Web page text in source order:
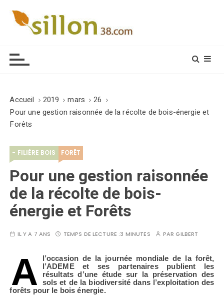
Accueil 2019 mars
26
Pour une gestion raisonnée de la récolte de bois-énergie et
Forêts
- FILIÈRE BOIS FORÊT
Pour une gestion raisonnée
de la récolte de bois-
énergie et Forêts
IL Y A 7 ANS TEMPS DE LECTURE :3 MINUTES PARGILBERT
A
l’occasion de la journée mondiale de la forêt,
l’ADEME et ses partenaires publient les
résultats d’une étude sur la préservation des
sols et de la biodiversité dans l’exploitation des
forêts pour le bois énergie.